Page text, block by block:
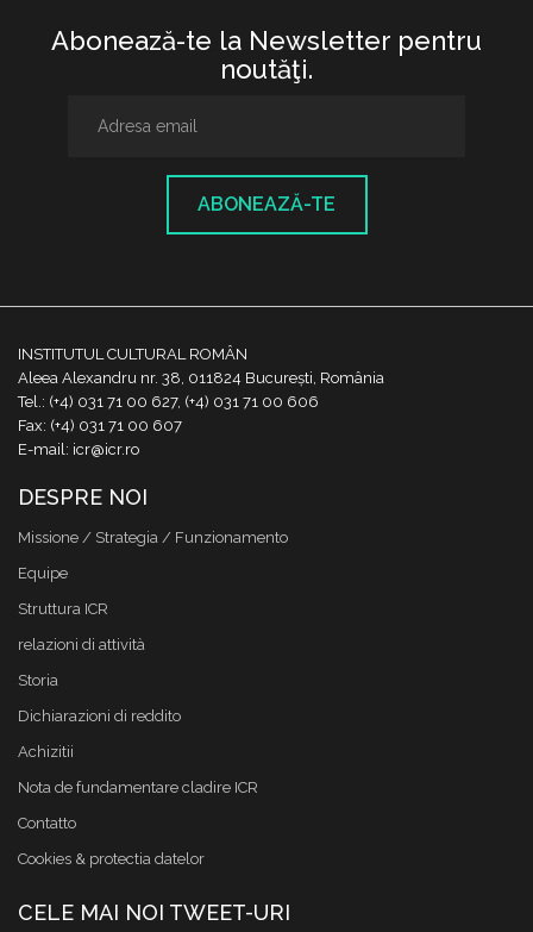
Abonează-te la Newsletter pentru
noutăţi.
ABONEAZĂ-TE
INSTITUTUL CULTURAL ROMÂN
Aleea Alexandru nr. 38, 011824 București, România
Tel.: (+4) 031 71 00 627, (+4) 031 71 00 606
Fax: (+4) 031 71 00 607
E-mail: icr@icr.ro
DESPRE NOI
Missione / Strategia / Funzionamento
Equipe
Struttura ICR
relazioni di attività
Storia
Dichiarazioni di reddito
Achizitii
Nota de fundamentare cladire ICR
Contatto
Cookies & protectia datelor
CELE MAI NOI TWEET-URI